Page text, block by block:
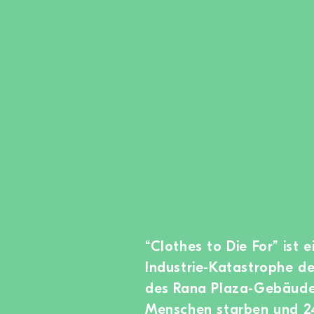
“Clothes to Die For” ist
Industrie-Katastrophe
des Rana Plaza-
Menschen starben und